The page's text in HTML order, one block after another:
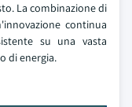
La combinazione di
continua
su una vasta
di energia.